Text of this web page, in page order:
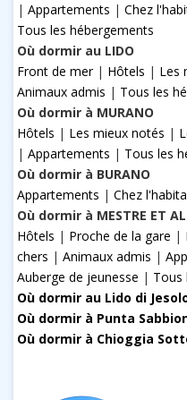
| Appartements | Chez
Tous les hébergements
Où dormir au LIDO
Front de mer| Hôtels | Les
Animaux admis | Tous les
Où dormir à MURANO
Hôtels | Les mieux notés |
| Appartements | Tous les
Où dormir à BURANO
Appartements | Chez
Où dormir à MESTRE ET
Hôtels | Proche de la gare |
chers | Animaux admis |
Auberge de jeunesse | Tous
Où dormir au Lido di
Où dormir à Punta
Où dormir à Chioggia